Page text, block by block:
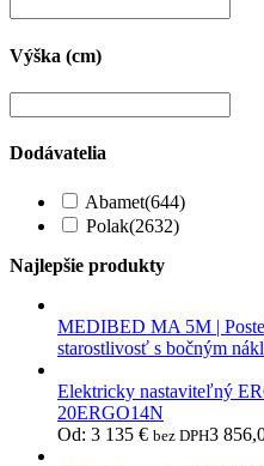
Výška (cm)
Dodávatelia
Abamet(644)
Polak(2632)
Najlepšie produkty
MEDIBED MA 5M |
starostlivosť s bočným
Elektricky nastaviteľný
20ERGO14N
Od: 3 135 € bez DPH3